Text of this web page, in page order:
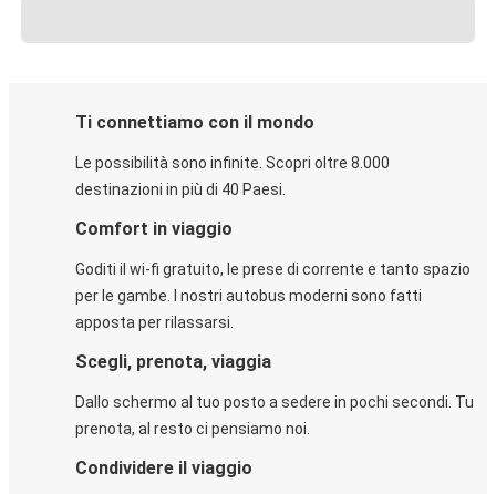
Ti connettiamo con il mondo
Le possibilità sono infinite. Scopri oltre 8.000
destinazioni in più di 40 Paesi.
Comfort in viaggio
Goditi il wi-fi gratuito, le prese di corrente e tanto spazio
per le gambe. I nostri autobus moderni sono fatti
apposta per rilassarsi.
Scegli, prenota, viaggia
Dallo schermo al tuo posto a sedere in pochi secondi. Tu
prenota, al resto ci pensiamo noi.
Condividere il viaggio